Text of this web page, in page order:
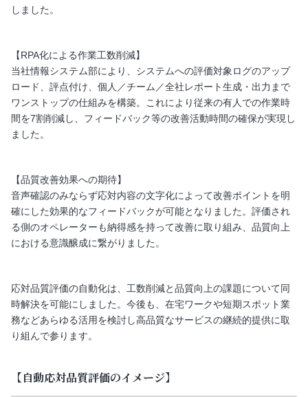
しました。
【RPA化による作業工数削減】
当社情報システム部により、システムへの評価対象ログのアップ
ロード、評点付け、個人／チーム／全社レポート生成・出力まで
ワンストップの仕組みを構築。これにより従来の有人での作業時
間を7割削減し、フィードバック等の改善活動時間の確保が実現し
ました。
【品質改善効果への期待】
音声確認のみならず応対内容の文字化によって改善ポイントを明
確にした効果的なフィードバックが可能となりました。評価され
る側のオペレーターも納得感を持って改善に取り組み、品質向上
における意識醸成に繋がりました。
応対品質評価の自動化は、工数削減と品質向上の課題について同
時解決を可能にしました。今後も、在宅ワークや短期スポット業
務などあらゆる活用を検討し高品質なサービスの継続的提供に取
り組んで参ります。
【自動応対品質評価のイメージ】